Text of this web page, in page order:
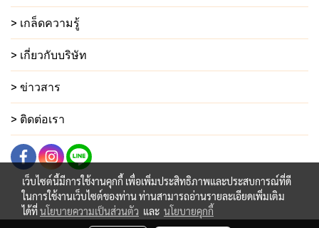
> เกล็ดความรู้
> เกี่ยวกับบริษัท
> ข่าวสาร
> ติดต่อเรา
เว็บไซต์นี้มีการใช้งานคุกกี้ เพื่อเพิ่มประสิทธิภาพและประสบการณ์ที่ดี
ในการใช้งานเว็บไซต์ของท่าน ท่านสามารถอ่านรายละเอียดเพิ่มเติม
ได้ที่นโยบายความเป็นส่วนตัว และ นโยบายคุกกี้